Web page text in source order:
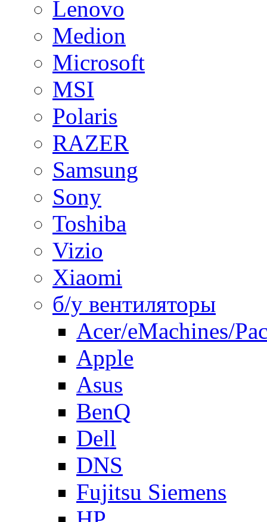
Lenovo
Medion
Microsoft
MSI
Polaris
RAZER
Samsung
Sony
Toshiba
Vizio
Xiaomi
б/у вентиляторы
Acer/eMachines/
Apple
Asus
BenQ
Dell
DNS
Fujitsu Siemens